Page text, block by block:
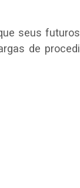
seus
de